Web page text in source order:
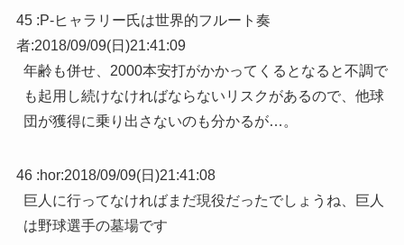
45 :P-ヒャラリー氏は世界的フルート奏
者:2018/09/09(日)21:41:09
年齢も併せ、2000本安打がかかってくるとなると不調で
も起用し続けなければならないリスクがあるので、他球
団が獲得に乗り出さないのも分かるが…。
46 :hor:2018/09/09(日)21:41:08
巨人に行ってなければまだ現役だったでしょうね、巨人
は野球選手の墓場です